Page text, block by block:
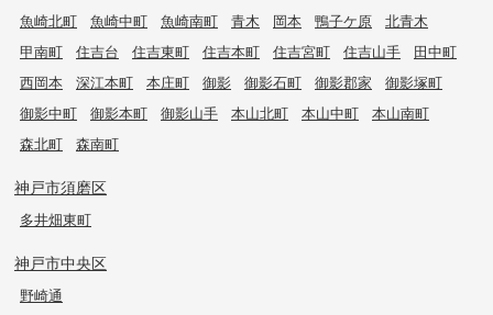
魚崎北町 魚崎中町 魚崎南町 青木 岡本 鴨子ケ原
北青木
甲南町
住吉台 住吉東町 住吉本町 住吉宮町 住吉山手
田中町
西岡本
深江本町 本庄町 御影 御影石町 御影郡家
御影塚町
御影中町
御影本町 御影山手 本山北町 本山中町
本山南町
森北町
森南町
神戸市須磨区
多井畑東町
神戸市中央区
野崎通